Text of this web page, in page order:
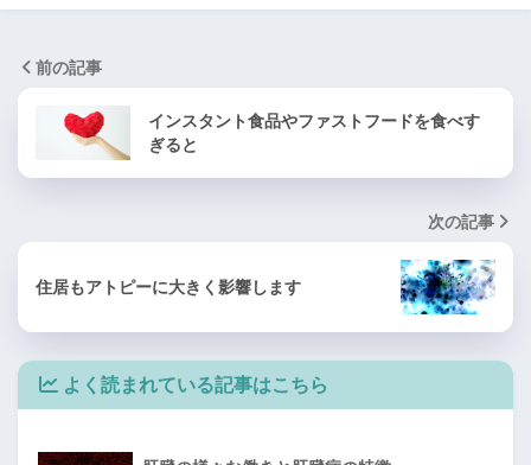
前の記事
インスタント食品やファストフードを食べす
ぎると
次の記事
住居もアトピーに大きく影響します
よく読まれている記事はこちら